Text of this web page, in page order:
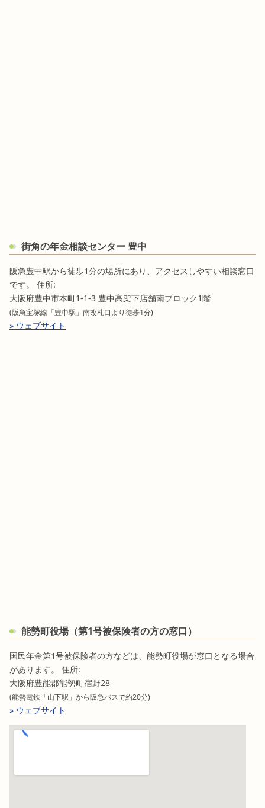
街角の年金相談センター 豊中
阪急豊中駅から徒歩1分の場所にあり、アクセスしやすい相談窓口
です。 住所:
大阪府豊中市本町1-1-3 豊中高架下店舗南ブロック1階
(阪急宝塚線「豊中駅」南改札口より徒歩1分)
» ウェブサイト
能勢町役場（第1号被保険者の方の窓口）
国民年金第1号被保険者の方などは、能勢町役場が窓口となる場合
があります。 住所:
大阪府豊能郡能勢町宿野28
(能勢電鉄「山下駅」から阪急バスで約20分)
» ウェブサイト